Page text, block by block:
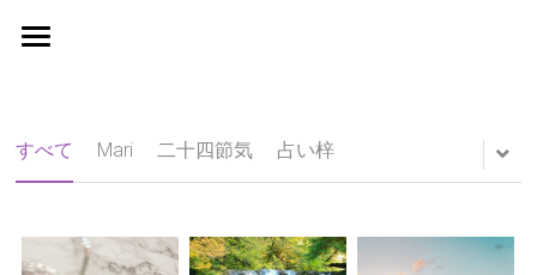
お客様の声
すべて Mari 二十四節気 占い梓